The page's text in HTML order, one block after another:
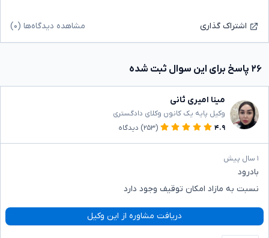
اشتراک گذاری مشاهده دیدگاه‌ها (۰)
۲۶ پاسخ برای این سوال ثبت شده
مینا امیری ثانی
وکیل پایه یک کانون وکلای دادگستری
۴.۹
(۲۵۳) دیدگاه
۱ سال پیش
بادرود
نسبت به مازاد امکان توقیف وجود دارد
دریافت مشاوره از این وکیل